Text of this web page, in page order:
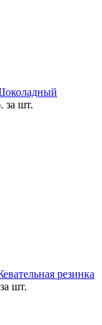
за шт.
резинка
шт.